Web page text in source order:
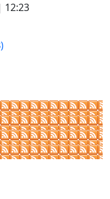
12:23